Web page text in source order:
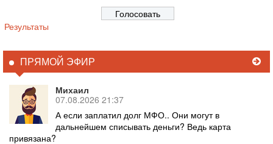
Результаты
ПРЯМОЙ ЭФИР
Михаил
07.08.2026 21:37
А если заплатил долг МФО.. Они могут в
дальнейшем списывать деньги? Ведь карта
привязана?